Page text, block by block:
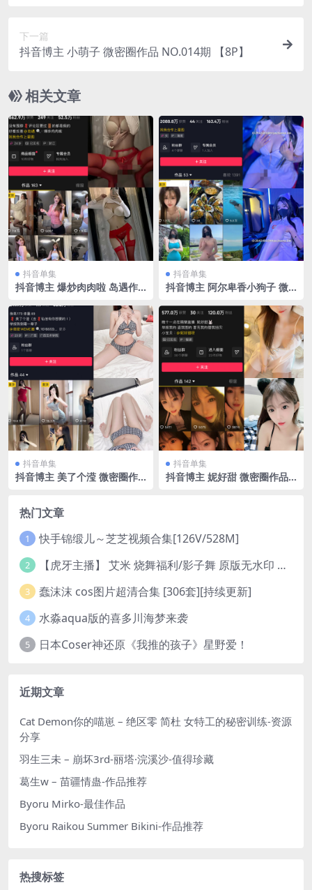
下一篇
抖音博主 小萌子 微密圈作品 NO.014期 【8P】
相关文章
抖音单集
抖音博主 爆炒肉肉啦 岛遇作
至：2025.6.18
抖音单集
抖音博主 阿尔卑香小狗子 微
最新至：2023.6.8
抖音单集
抖音博主 美了个滢 微密圈作
抖音单集
抖音博主 妮好甜 微密圈作品 0
热门文章
1 快手锦缎儿～芝芝视频合集[126V/528M]
2 【虎牙主播】 艾米 烧舞福利/影子舞 原版无水印 （1v/130m）
3 蠢沫沫 cos图片超清合集 [306套][持续更新]
4 水淼aqua版的喜多川海梦来袭
5 日本Coser神还原《我推的孩子》星野爱！
近期文章
Cat Demon你的喵崽 – 绝区零 简杜 女特工的秘密训练-资源
分享
羽生三未 – 崩坏3rd-丽塔·浣溪沙-值得珍藏
葛生w – 苗疆情蛊-作品推荐
Byoru Mirko-最佳作品
Byoru Raikou Summer Bikini-作品推荐
热搜标签